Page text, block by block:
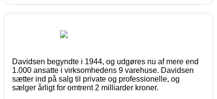
Davidsen begyndte i 1944, og udgøres nu af mere end
1.000 ansatte i virksomhedens 9 varehuse. Davidsen
sætter ind på salg til private og professionelle, og
sælger årligt for omtrent 2 milliarder kroner.